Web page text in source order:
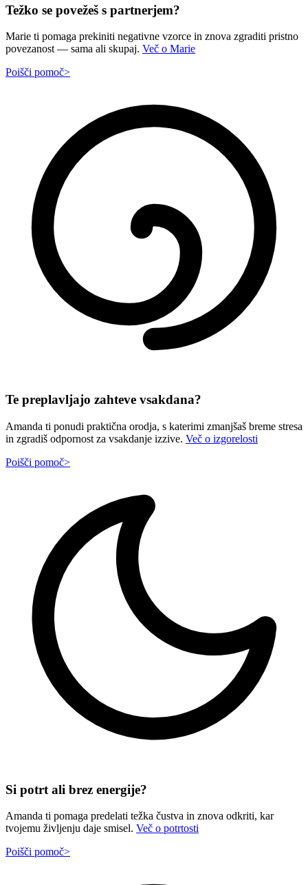
Težko se povežeš s partnerjem?
Marie ti pomaga prekiniti negativne vzorce in znova zgraditi pristno
povezanost — sama ali skupaj. Več o Marie
Poišči pomoč>
Te preplavljajo zahteve vsakdana?
Amanda ti ponudi praktična orodja, s katerimi zmanjšaš breme stresa
in zgradiš odpornost za vsakdanje izzive. Več o izgorelosti
Poišči pomoč>
Si potrt ali brez energije?
Amanda ti pomaga predelati težka čustva in znova odkriti, kar
tvojemu življenju daje smisel. Več o potrtosti
Poišči pomoč>